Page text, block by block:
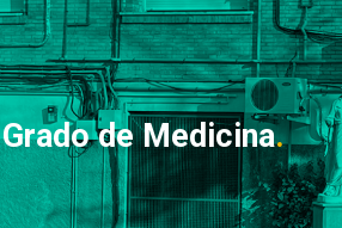
Grado de Medicina